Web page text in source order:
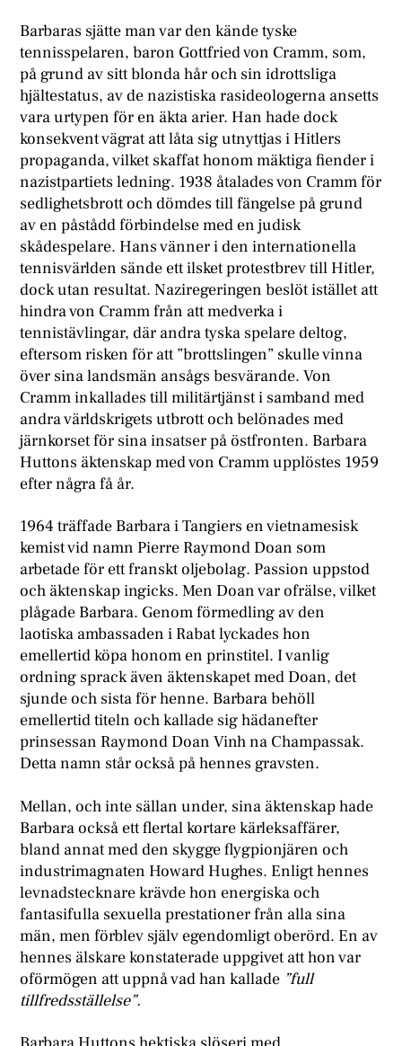
Barbaras sjätte man var den kände tyske
tennisspelaren, baron Gottfried von Cramm, som,
på grund av sitt blonda hår och sin idrottsliga
hjältestatus, av de nazistiska rasideologerna ansetts
vara urtypen för en äkta arier. Han hade dock
konsekvent vägrat att låta sig utnyttjas i Hitlers
propaganda, vilket skaffat honom mäktiga fiender i
nazistpartiets ledning. 1938 åtalades von Cramm för
sedlighetsbrott och dömdes till fängelse på grund
av en påstådd förbindelse med en judisk
skådespelare. Hans vänner i den internationella
tennisvärlden sände ett ilsket protestbrev till Hitler,
dock utan resultat. Naziregeringen beslöt istället att
hindra von Cramm från att medverka i
tennistävlingar, där andra tyska spelare deltog,
eftersom risken för att ”brottslingen” skulle vinna
över sina landsmän ansågs besvärande. Von
Cramm inkallades till militärtjänst i samband med
andra världskrigets utbrott och belönades med
järnkorset för sina insatser på östfronten. Barbara
Huttons äktenskap med von Cramm upplöstes 1959
efter några få år.
1964 träffade Barbara i Tangiers en vietnamesisk
kemist vid namn Pierre Raymond Doan som
arbetade för ett franskt oljebolag. Passion uppstod
och äktenskap ingicks. Men Doan var ofrälse, vilket
plågade Barbara. Genom förmedling av den
laotiska ambassaden i Rabat lyckades hon
emellertid köpa honom en prinstitel. I vanlig
ordning sprack även äktenskapet med Doan, det
sjunde och sista för henne. Barbara behöll
emellertid titeln och kallade sig hädanefter
prinsessan Raymond Doan Vinh na Champassak.
Detta namn står också på hennes gravsten.
Mellan, och inte sällan under, sina äktenskap hade
Barbara också ett flertal kortare kärleksaffärer,
bland annat med den skygge flygpionjären och
industrimagnaten Howard Hughes. Enligt hennes
levnadstecknare krävde hon energiska och
fantasifulla sexuella prestationer från alla sina
män, men förblev själv egendomligt oberörd. En av
hennes älskare konstaterade uppgivet att hon var
oförmögen att uppnå vad han kallade ”full
tillfredsställelse”.